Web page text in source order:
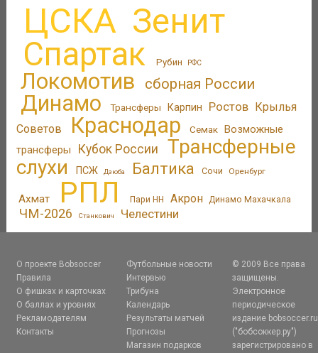
ЦСКА Зенит
Спартак Рубин РФС
Локомотив сборная России
Динамо Трансферы Карпин Ростов
Крылья
Советов
Краснодар Семак Возможные
трансферы
Кубок России
Трансферные
слухи
ПСЖ Дзюба Балтика Сочи Оренбург
Ахмат РПЛ Пари НН Акрон Динамо Махачкала
ЧМ-2026 Станкович Челестини
О проекте Bobsoccer
Правила
О фишках и карточках
О баллах и уровнях
Рекламодателям
Контакты
Футбольные новости
Интервью
Трибуна
Календарь
Результаты матчей
Прогнозы
Магазин подарков
© 2009 Все права
защищены.
Электронное
периодическое
издание bobsoccer.ru
("бобсоккер.ру")
зарегистрировано в